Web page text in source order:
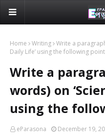
Home Writing Write a
Daily Life’ using the following
Write a
words) on
using the
eParasona December 19,